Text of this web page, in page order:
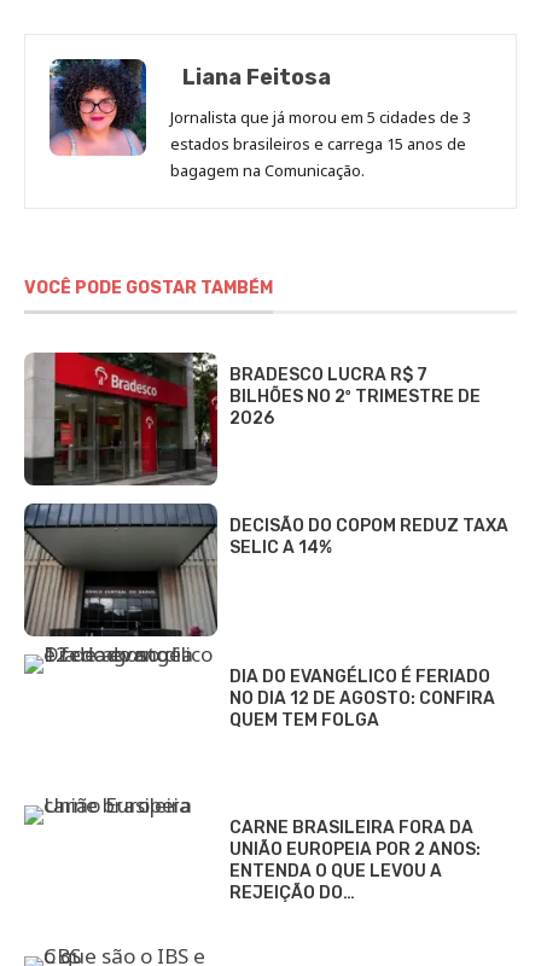
Liana Feitosa
Jornalista que já morou em 5 cidades de 3
estados brasileiros e carrega 15 anos de
bagagem na Comunicação.
VOCÊ PODE GOSTAR TAMBÉM
BRADESCO LUCRA R$ 7
BILHÕES NO 2º TRIMESTRE DE
2026
DECISÃO DO COPOM REDUZ TAXA
SELIC A 14%
DIA DO EVANGÉLICO É FERIADO
NO DIA 12 DE AGOSTO: CONFIRA
QUEM TEM FOLGA
CARNE BRASILEIRA FORA DA
UNIÃO EUROPEIA POR 2 ANOS:
ENTENDA O QUE LEVOU A
REJEIÇÃO DO…